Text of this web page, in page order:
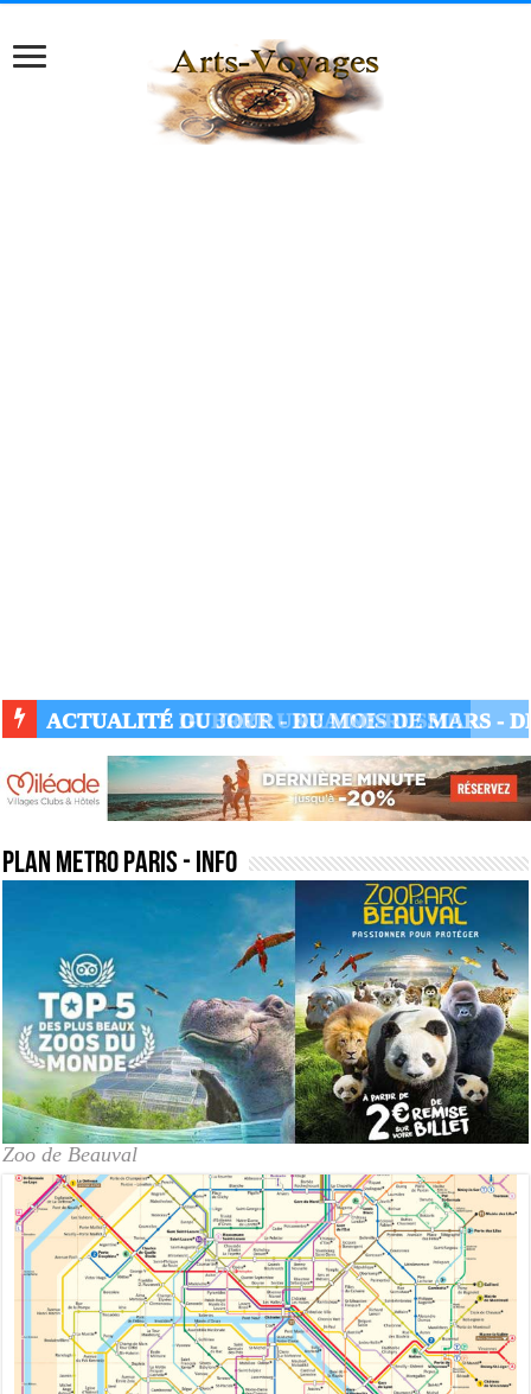
ACTUALITÉ GUERRE UKRAINE-RUSSIE
plan metro paris - Info
Zoo de Beauval